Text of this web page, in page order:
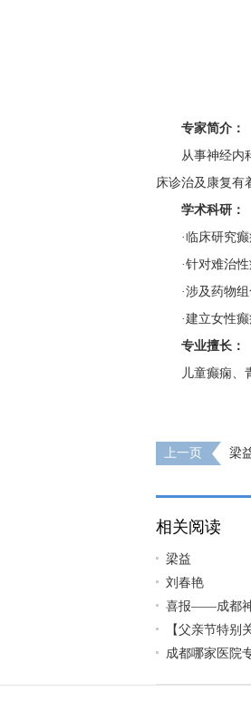
专家简介：
从事神经内
床诊治及康复有
学术科研：
·临床研究
·针对难治
·涉及药物
·建立女性
专业擅长：
儿童癫痫、
上一页 梁
相关阅读
梁益
刘春艳
喜报——成都
【父亲节特别
成都哪家医院